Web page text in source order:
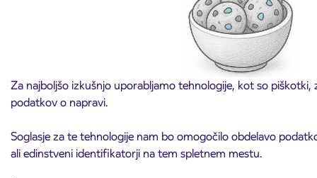
Za najboljšo izkušnjo uporabljamo tehnologije, kot so piškotki,
podatkov o napravi.
Soglasje za te tehnologije nam bo omogočilo obdelavo
ali edinstveni identifikatorji na tem spletnem mestu.
Slovenija
Avtobusni prevozi